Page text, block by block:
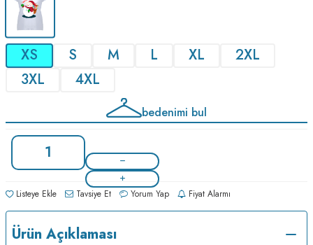
XS S M L XL
2XL
3XL
4XL
bedenimi bul
Listeye Ekle Tavsiye Et Yorum Yap Fiyat Alarmı
Ürün Açıklaması